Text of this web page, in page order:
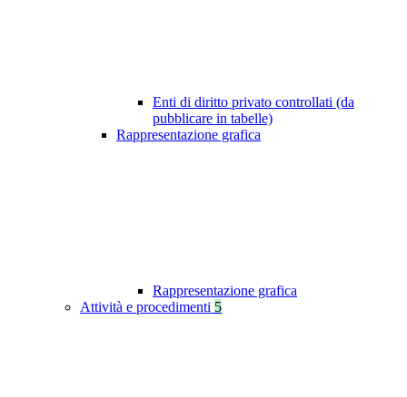
Enti di diritto privato controllati (da
pubblicare in tabelle)
Rappresentazione grafica
Rappresentazione grafica
Attività e procedimenti 5